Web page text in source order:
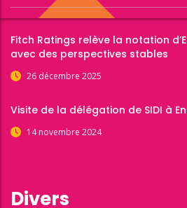
Fitch Ratings relève la notation
avec des perspectives stables
26 décembre 2025
Visite de la délégation de SIDI à
14 novembre 2024
Divers